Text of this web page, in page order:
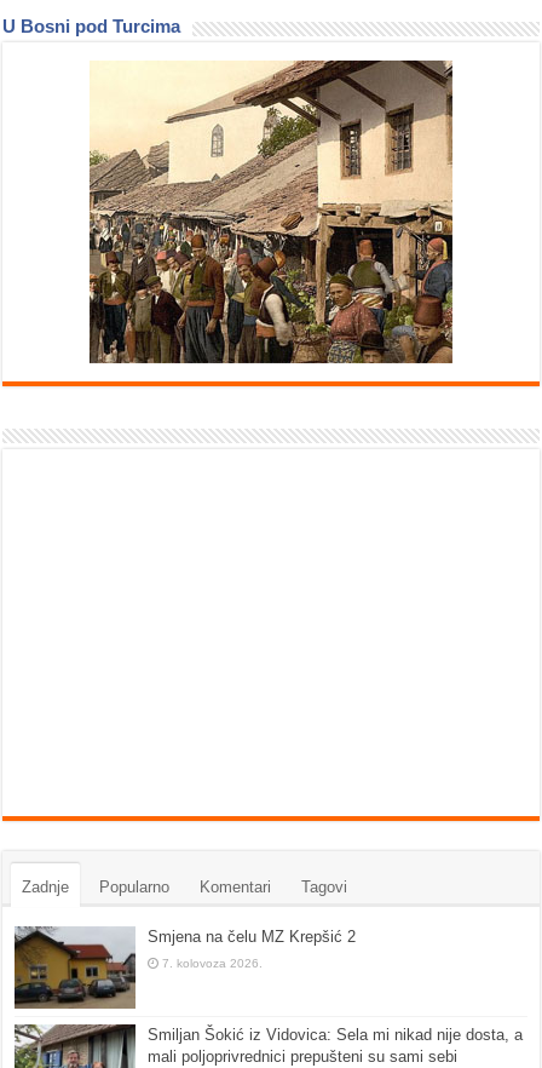
U Bosni pod Turcima
Zadnje Popularno Komentari Tagovi
Smjena na čelu MZ Krepšić 2
7. kolovoza 2026.
Smiljan Šokić iz Vidovica: Sela mi nikad nije dosta, a
mali poljoprivrednici prepušteni su sami sebi